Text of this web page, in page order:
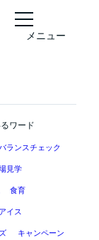
メニュー
ワード
ランスチェック
見学
食育
アイス
キャンペーン